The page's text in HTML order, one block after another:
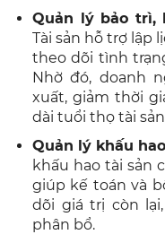
Quản lý bảo trì,
Tài sản hỗ trợ lập
theo dõi tình
Nhờ đó, doanh
xuất, giảm thời
dài tuổi thọ tài
Quản lý khấu
khấu hao tài sản
giúp kế toán và
dõi giá trị còn
phân bổ.